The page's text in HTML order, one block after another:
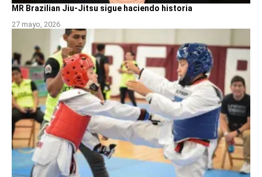
MR Brazilian Jiu-Jitsu sigue haciendo historia
27 mayo, 2026